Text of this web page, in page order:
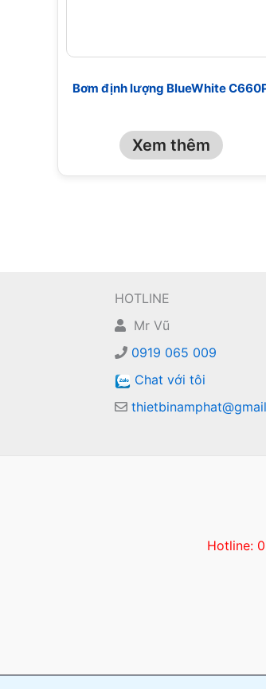
Bơm định lượng BlueWhite
Xem thêm
HOTLINE
Mr Vũ
0919 065 009
Chat với tôi
Hotline: